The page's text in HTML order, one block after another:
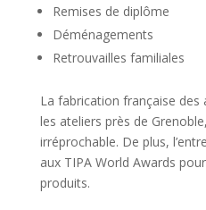
Remises de diplôme
Déménagements
Retrouvailles familiales
La fabrication française
les ateliers près de
irréprochable. De plus,
aux TIPA World Awards
produits.